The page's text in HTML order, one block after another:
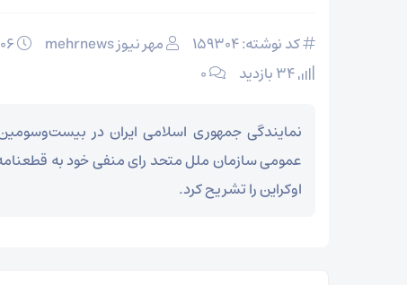
کد نوشته: 159304 مهر نیوز mehrnews
۰
نمایندگی جمهوری اسلامی ایران در
عمومی سازمان ملل متحد رای منفی خود به
اوکراین را تشریح کرد.